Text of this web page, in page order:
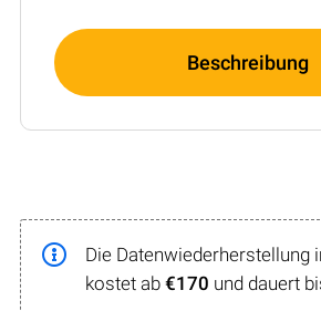
Beschreibung
Die Datenwiederherstellung
kostet ab €170 und dauert